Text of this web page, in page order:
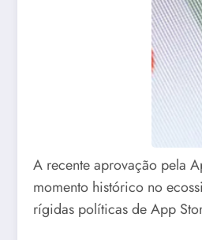
A recente aprovação pela
momento histórico no
rígidas políticas de App